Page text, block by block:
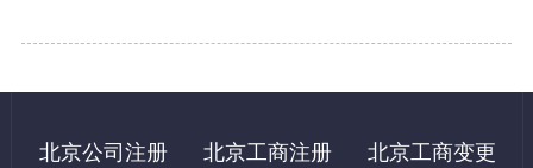
查）
2、办理税务报道收费：500（指导操作，自己办理国家不收费）
3、代办申请税控收费：500（指导操作，自己办理国家不收费）
4、购买税控成本费：480（国家收费）
北京公司注册 北京工商注册 北京工商变更